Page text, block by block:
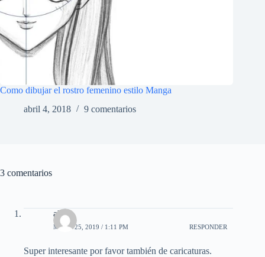
Como dibujar el rostro femenino estilo Manga
abril 4, 2018
9 comentarios
3 comentarios
alicia
MAYO 25, 2019 / 1:11 PM RESPONDER
Super interesante por favor también de caricaturas.